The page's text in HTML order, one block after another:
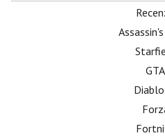
GTA